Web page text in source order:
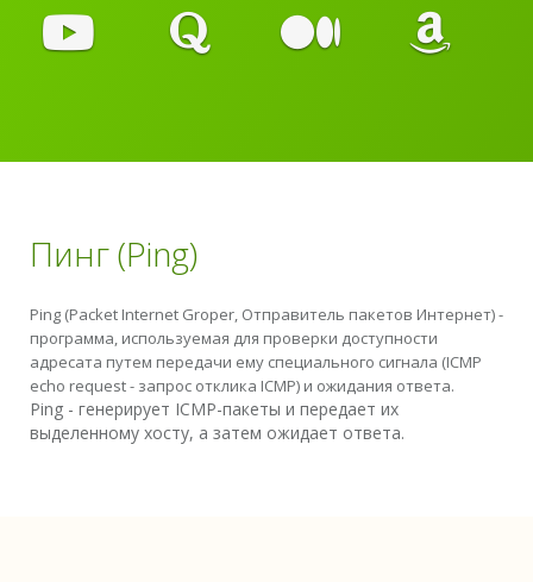
Пинг (Ping)
Ping (Packet Internet Groper, Отправитель пакетов Интернет) -
программа, используемая для проверки доступности
адресата путем передачи ему специального сигнала (ICMP
echo request - запрос отклика ICMP) и ожидания ответа.
Ping - генерирует ICMP-пакеты и передает их
выделенному хосту, а затем ожидает ответа.